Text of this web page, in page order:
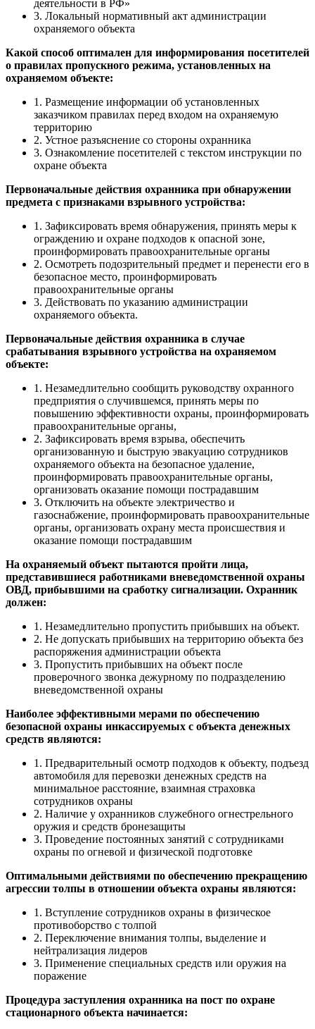
деятельности в РФ»
3. Локальный нормативный акт администрации
охраняемого объекта
Какой способ оптимален для информирования посетителей
о правилах пропускного режима, установленных на
охраняемом объекте:
1. Размещение информации об установленных
заказчиком правилах перед входом на охраняемую
территорию
2. Устное разъяснение со стороны охранника
3. Ознакомление посетителей с текстом инструкции по
охране объекта
Первоначальные действия охранника при обнаружении
предмета с признаками взрывного устройства:
1. Зафиксировать время обнаружения, принять меры к
ограждению и охране подходов к опасной зоне,
проинформировать правоохранительные органы
2. Осмотреть подозрительный предмет и перенести его в
безопасное место, проинформировать
правоохранительные органы
3. Действовать по указанию администрации
охраняемого объекта.
Первоначальные действия охранника в случае
срабатывания взрывного устройства на охраняемом
объекте:
1. Незамедлительно сообщить руководству охранного
предприятия о случившемся, принять меры по
повышению эффективности охраны, проинформировать
правоохранительные органы,
2. Зафиксировать время взрыва, обеспечить
организованную и быструю эвакуацию сотрудников
охраняемого объекта на безопасное удаление,
проинформировать правоохранительные органы,
организовать оказание помощи пострадавшим
3. Отключить на объекте электричество и
газоснабжение, проинформировать правоохранительные
органы, организовать охрану места происшествия и
оказание помощи пострадавшим
На охраняемый объект пытаются пройти лица,
представившиеся работниками вневедомственной охраны
ОВД, прибывшими на сработку сигнализации. Охранник
должен:
1. Незамедлительно пропустить прибывших на объект.
2. Не допускать прибывших на территорию объекта без
распоряжения администрации объекта
3. Пропустить прибывших на объект после
проверочного звонка дежурному по подразделению
вневедомственной охраны
Наиболее эффективными мерами по обеспечению
безопасной охраны инкассируемых с объекта денежных
средств являются:
1. Предварительный осмотр подходов к объекту, подъезд
автомобиля для перевозки денежных средств на
минимальное расстояние, взаимная страховка
сотрудников охраны
2. Наличие у охранников служебного огнестрельного
оружия и средств бронезащиты
3. Проведение постоянных занятий с сотрудниками
охраны по огневой и физической подготовке
Оптимальными действиями по обеспечению прекращению
агрессии толпы в отношении объекта охраны являются:
1. Вступление сотрудников охраны в физическое
противоборство с толпой
2. Переключение внимания толпы, выделение и
нейтрализация лидеров
3. Применение специальных средств или оружия на
поражение
Процедура заступления охранника на пост по охране
стационарного объекта начинается: